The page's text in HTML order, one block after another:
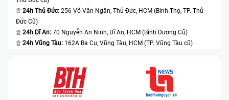
kinh nghiệm lâu năm trong ngành thay pin laptop Dell
Vostro 5581 nói riêng cũng như thay các loại phụ kiện
các trên thiết bị công nghệ thông minh nói chung. Ở
đây có đội ngũ kỹ thuật viên chuyên nghiệp, dồi dào
Khi bạn đến với trung tâm sẽ nhận được nhiều giá ưu
đãi và chính sách bảo hành lâu dài dành riêng cho
24h Thủ Đức: 256 Võ Văn Ngân, Thủ Đức, HCM (Bình Thọ, TP. Thủ
Đức Cũ)
24h Dĩ An: 70 Nguyễn An Ninh, Dĩ An, HCM (Bình Dương Cũ)
24h Vũng Tàu: 162A Ba Cu, Vũng Tàu, HCM (TP. Vũng Tàu cũ)